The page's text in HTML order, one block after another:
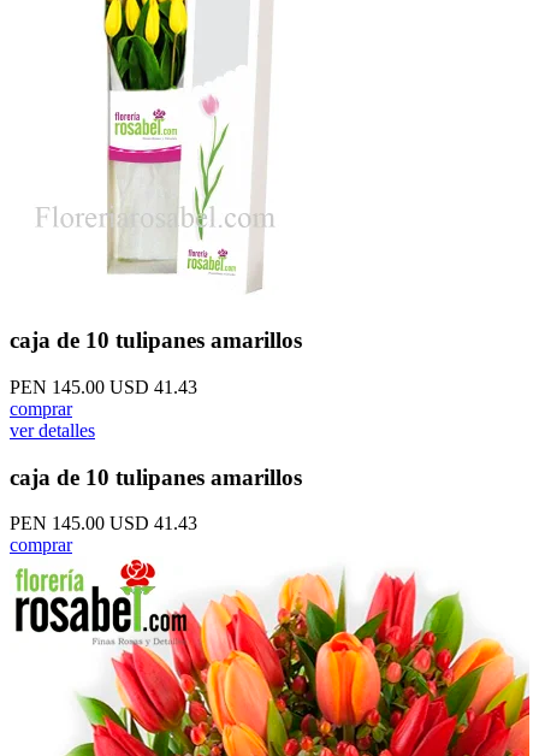
caja de 10 tulipanes amarillos
PEN 145.00 USD 41.43
comprar
ver detalles
caja de 10 tulipanes amarillos
PEN 145.00 USD 41.43
comprar